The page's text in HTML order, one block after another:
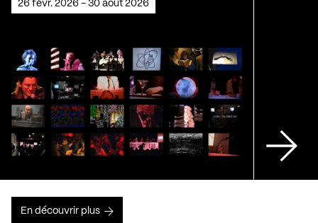
26 févr. 2026 - 30 août 2026
En découvrir plus